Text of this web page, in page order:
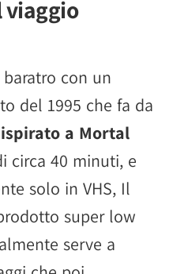
viaggio
con un
del 1995 che fa da
a Mortal
circa 40 minuti, e
solo in VHS, Il
super low
serve a